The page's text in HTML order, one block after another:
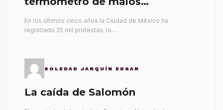
En los últimos cinco años la Ciudad de México ha
registrado 25 mil protestas, lo…
SOLEDAD JARQUÍN EDGAR
La caída de Salomón